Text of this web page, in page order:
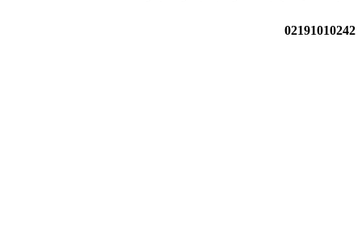
02191010242